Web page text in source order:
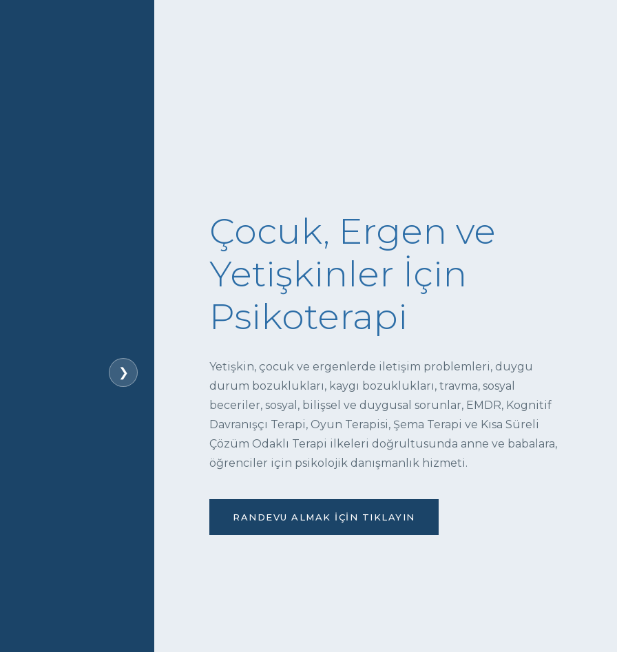
❯
Çocuk, Ergen ve
Yetişkinler İçin
Psikoterapi
Yetişkin, çocuk ve ergenlerde iletişim problemleri, duygu
durum bozuklukları, kaygı bozuklukları, travma, sosyal
beceriler, sosyal, bilişsel ve duygusal sorunlar, EMDR, Kognitif
Davranışçı Terapi, Oyun Terapisi, Şema Terapi ve Kısa Süreli
Çözüm Odaklı Terapi ilkeleri doğrultusunda anne ve babalara,
öğrenciler için psikolojik danışmanlık hizmeti.
RANDEVU ALMAK İÇIN TIKLAYIN